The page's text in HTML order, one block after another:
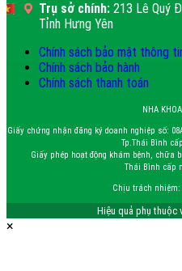
Trụ sở chính: 213 Lê Quý
Tỉnh Hưng Yên
Chính sách bảo mật thông
Chính sách bảo hành
Chính sách thanh toán
NHA
Giấy chứng nhận đăng ký doanh nghiệp số:
Tp.Thái Bình
Giấy phép hoạt động khám bệnh, chữa
Thái Bình cấp
Chịu trách
Hiệu quả phụ
×